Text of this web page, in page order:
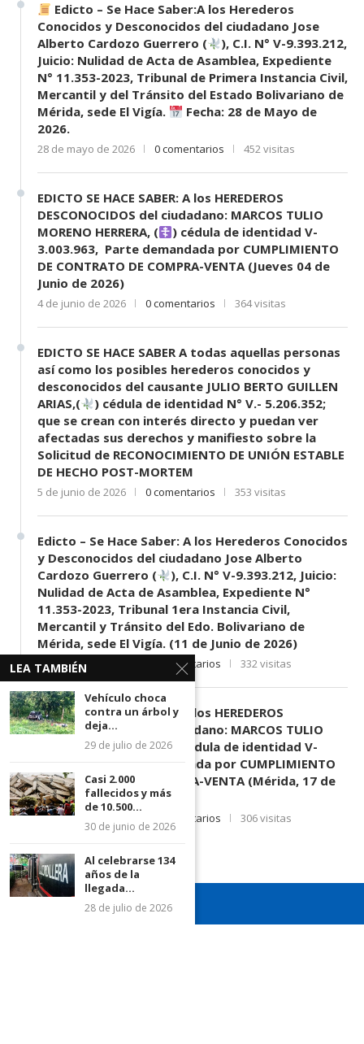
Edicto – Se Hace Saber:A los Herederos
Conocidos y Desconocidos del ciudadano Jose
Alberto Cardozo Guerrero (
), C.I. N° V-9.393.212,
Juicio: Nulidad de Acta de Asamblea, Expediente
N° 11.353-2023, Tribunal de Primera Instancia Civil,
Mercantil y del Tránsito del Estado Bolivariano de
Mérida, sede El Vigía.
Fecha: 28 de Mayo de
2026.
28 de mayo de 2026 0 comentarios 452 visitas
EDICTO SE HACE SABER: A los HEREDEROS
DESCONOCIDOS del ciudadano: MARCOS TULIO
MORENO HERRERA, (
) cédula de identidad V-
3.003.963, Parte demandada por CUMPLIMIENTO
DE CONTRATO DE COMPRA-VENTA (Jueves 04 de
Junio de 2026)
4 de junio de 2026 0 comentarios 364 visitas
EDICTO SE HACE SABER A todas aquellas personas
así como los posibles herederos conocidos y
desconocidos del causante JULIO BERTO GUILLEN
ARIAS,(
) cédula de identidad N° V.- 5.206.352;
que se crean con interés directo y puedan ver
afectadas sus derechos y manifiesto sobre la
Solicitud de RECONOCIMIENTO DE UNIÓN ESTABLE
DE HECHO POST-MORTEM
5 de junio de 2026 0 comentarios 353 visitas
Edicto – Se Hace Saber: A los Herederos Conocidos
y Desconocidos del ciudadano Jose Alberto
Cardozo Guerrero (
), C.I. N° V-9.393.212, Juicio:
Nulidad de Acta de Asamblea, Expediente N°
11.353-2023, Tribunal 1era Instancia Civil,
Mercantil y Tránsito del Edo. Bolivariano de
Mérida, sede El Vigía. (11 de Junio de 2026)
11 de junio de 2026 0 comentarios 332 visitas
EDICTO SE HACE SABER: A los HEREDEROS
DESCONOCIDOS del ciudadano: MARCOS TULIO
MORENO HERRERA, (
) cédula de identidad V-
3.003.963, Parte demandada por CUMPLIMIENTO
DE CONTRATO DE COMPRA-VENTA (Mérida, 17 de
Junio de 2026)
17 de junio de 2026 0 comentarios 306 visitas
LEA TAMBIÉN
Vehículo choca
contra un árbol y
deja...
29 de julio de 2026
Casi 2.000
fallecidos y más
de 10.500...
30 de junio de 2026
Al celebrarse 134
años de la
llegada...
28 de julio de 2026